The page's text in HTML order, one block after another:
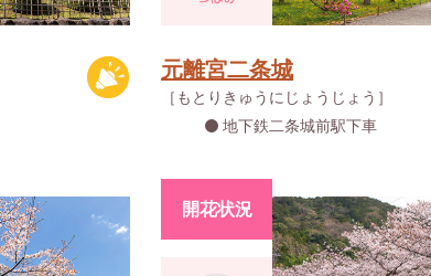
元離宮二条城
［もとりきゅうにじょうじょう］
地下鉄二条城前駅下車
開花状況